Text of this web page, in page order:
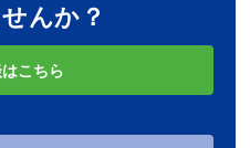
んか？
こちら